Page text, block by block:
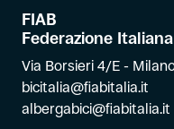
FIAB
Federazione
Via Borsieri 4/E -
bicitalia@fiabitalia.it
albergabici@fiabitalia.it